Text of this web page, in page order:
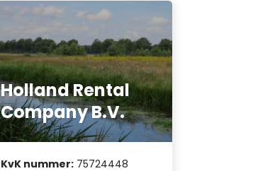
Holland Rental
Company B.V.
KvK nummer: 75724448